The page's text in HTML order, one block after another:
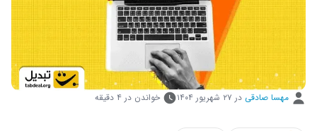
مهسا صادقی در ۲۷ شهریور ۱۴۰۴ خواندن در ۴ دقیقه